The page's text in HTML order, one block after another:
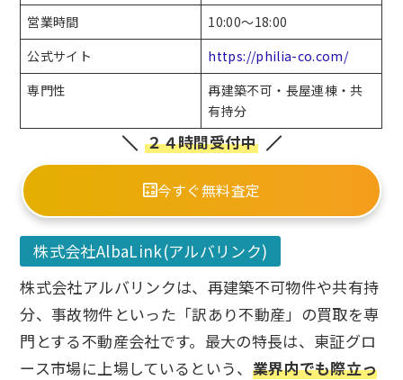
営業時間
10:00～18:00
公式サイト
https://philia-co.com/
専門性
再建築不可・長屋連棟・共
有持分
２４時間受付中
今すぐ無料査定
株式会社AlbaLink(アルバリンク)
株式会社アルバリンクは、再建築不可物件や共有持
分、事故物件といった「訳あり不動産」の買取を専
門とする不動産会社です。最大の特長は、東証グロ
ース市場に上場しているという、 業界内でも際立っ